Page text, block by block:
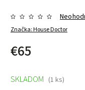
Značka:House Doctor
€65
SKLADOM (1 ks)